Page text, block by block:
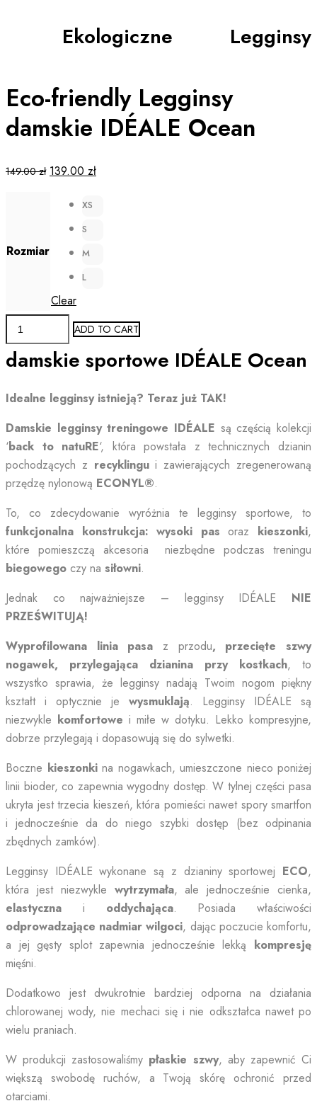
Eco-friendly Legginsy
damskie IDÉALE Ocean
149.00zł Original
was:
149.00 zł.
139.00 złCurrent
Rozmiar
XS
S
M
L
Clear
Eco-
friendly
Legginsy
IDÉALE
quantity
ADD TO CART
Ekologiczne Legginsy
damskie sportowe IDÉALE Ocean
Idealne legginsy istnieją? Teraz już TAK!
Damskie legginsy treningowe IDÉALE są częścią kolekcji
‘back to natuRE‘, która powstała z technicznych dzianin
pochodzących z recyklingui zawierających zregenerowaną
przędzę nylonową ECONYL®.
To, co zdecydowanie wyróżnia te legginsy sportowe, to
funkcjonalna konstrukcja: wysoki pas oraz kieszonki,
które pomieszczą akcesoria niezbędne podczas treningu
biegowego czy na siłowni.
Jednak co najważniejsze – legginsy IDÉALE NIE
PRZEŚWITUJĄ!
Wyprofilowana linia pasa z przodu, przecięte szwy
nogawek, przylegająca dzianina przy kostkach, to
wszystko sprawia, że legginsy nadają Twoim nogom piękny
kształt i optycznie je wysmuklają. Legginsy IDÉALE są
niezwykle komfortowe i miłe w dotyku. Lekko kompresyjne,
dobrze przylegają i dopasowują się do sylwetki.
Boczne kieszonkina nogawkach, umieszczone nieco poniżej
linii bioder, co zapewnia wygodny dostęp. W tylnej części pasa
ukryta jest trzecia kieszeń, która pomieści nawet spory smartfon
i jednocześnie da do niego szybki dostęp (bez odpinania
zbędnych zamków).
Legginsy IDÉALE wykonane są z dzianiny sportowej ECO,
która jest niezwykle wytrzymała, ale jednocześnie cienka,
elastyczna i oddychająca. Posiada właściwości
odprowadzające nadmiar wilgoci, dając poczucie komfortu,
a jej gęsty splot zapewnia jednocześnie lekką kompresję
mięśni.
Dodatkowo jest dwukrotnie bardziej odporna na działania
chlorowanej wody, nie mechaci się i nie odkształca nawet po
wielu praniach.
W produkcji zastosowaliśmy płaskie szwy, aby zapewnić Ci
większą swobodę ruchów, a Twoją skórę ochronić przed
otarciami.